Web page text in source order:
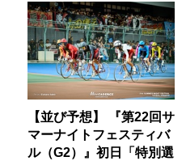
【並び予想】 『第22回サ
マーナイトフェスティバ
ル（G2）』初日「特別選